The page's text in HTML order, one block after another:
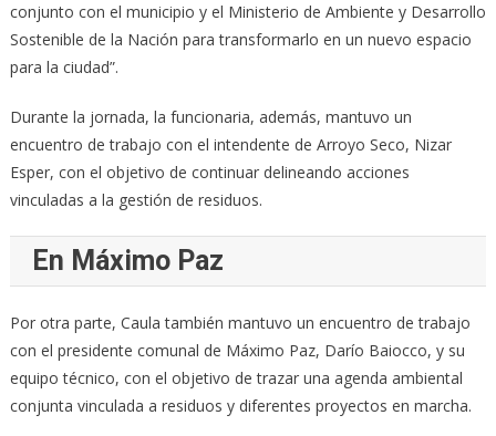
conjunto con el municipio y el Ministerio de Ambiente y Desarrollo
Sostenible de la Nación para transformarlo en un nuevo espacio
para la ciudad”.
Durante la jornada, la funcionaria, además, mantuvo un
encuentro de trabajo con el intendente de Arroyo Seco, Nizar
Esper, con el objetivo de continuar delineando acciones
vinculadas a la gestión de residuos.
En Máximo Paz
Por otra parte, Caula también mantuvo un encuentro de trabajo
con el presidente comunal de Máximo Paz, Darío Baiocco, y su
equipo técnico, con el objetivo de trazar una agenda ambiental
conjunta vinculada a residuos y diferentes proyectos en marcha.